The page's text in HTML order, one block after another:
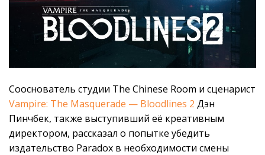
Сооснователь студии The Chinese Room и сценарист
Vampire: The Masquerade — Bloodlines 2 Дэн
Пинчбек, также выступивший её креативным
директором, рассказал о попытке убедить
издательство Paradox в необходимости смены